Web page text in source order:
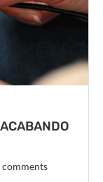
comments